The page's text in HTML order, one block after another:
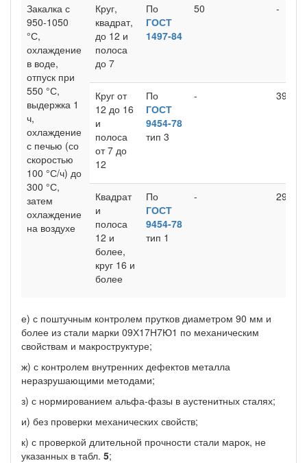
Закалка с
950-1050
°С,
охлаждение
в воде,
отпуск при
550 °С,
выдержка 1
ч,
охлаждение
с печью (со
скоростью
100 °С/ч) до
300 °С,
затем
охлаждение
на воздухе
Круг,
квадрат,
до 12 и
полоса
до 7
По
ГОСТ
1497-84
50 -
Круг от
12 до 16
и
полоса
от 7 до
12
По
ГОСТ
9454-78
тип 3
- 39 (4)
Квадрат
и
полоса
12 и
более,
круг 16 и
более
По
ГОСТ
9454-78
тип 1
- 29 (3)
е) с поштучным контролем прутков диаметром 90 мм и
более из стали марки 09Х17Н7Ю1 по механическим
свойствам и макроструктуре;
ж) с контролем внутренних дефектов металла
неразрушающими методами;
з) с нормированием альфа-фазы в аустенитных сталях;
и) без проверки механических свойств;
к) с проверкой длительной прочности стали марок, не
указанных в табл. 5;